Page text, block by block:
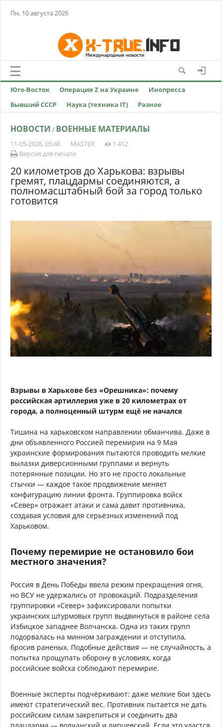
Пн, 10 августа 2026
Юго-Восток Операция Z на Украине
Инопресса
Бывший СССР
Наука (техника IT) Разное
НОВОСТИ / ВОЕННЫЕ МАТЕРИАЛЫ
11-05-2026, 05:46 MASTER
1 412
Версия для печати
20 километров до Харькова: взрывы
гремят, плацдармы соединяются, а
полномасштабный бой за город только
готовится
Взрывы в Харькове без «Орешника»: почему
российская артиллерия уже в 20 километрах от
города, а полноценный штурм ещё не начался
Тишина на харьковском направлении обманчива. Даже в
дни объявленного Россией перемирия на 9 Мая
украинские формирования пытаются проводить мелкие
вылазки диверсионными группами и вернуть
потерянные позиции. Но это не просто локальные
стычки — каждое такое продвижение меняет
конфигурацию линии фронта. Группировка войск
«Север» отражает атаки и сама давит противника,
создавая условия для серьёзных изменений под
Харьковом.
Почему перемирие не остановило бои
местного значения?
Россия в День Победы ввела режим прекращения огня,
но ВСУ не удержались от провокаций. Подразделения
группировки «Север» зафиксировали попытки
украинских штурмовых групп выдвинуться в районе села
Избицкое западнее Волчанска. Одна из таких групп
подорвалась на минном заграждении и отступила,
бросив раненых. Подобные действия — не случайность, а
попытка прощупать оборону в условиях, когда
российские войска соблюдают перемирие.
Военные эксперты подчёркивают: даже мелкие бои здесь
имеют стратегический вес. Противник пытается не дать
российским силам закрепиться и соединить два
плацдарма — волчанский и липцевский. Если это удастся,